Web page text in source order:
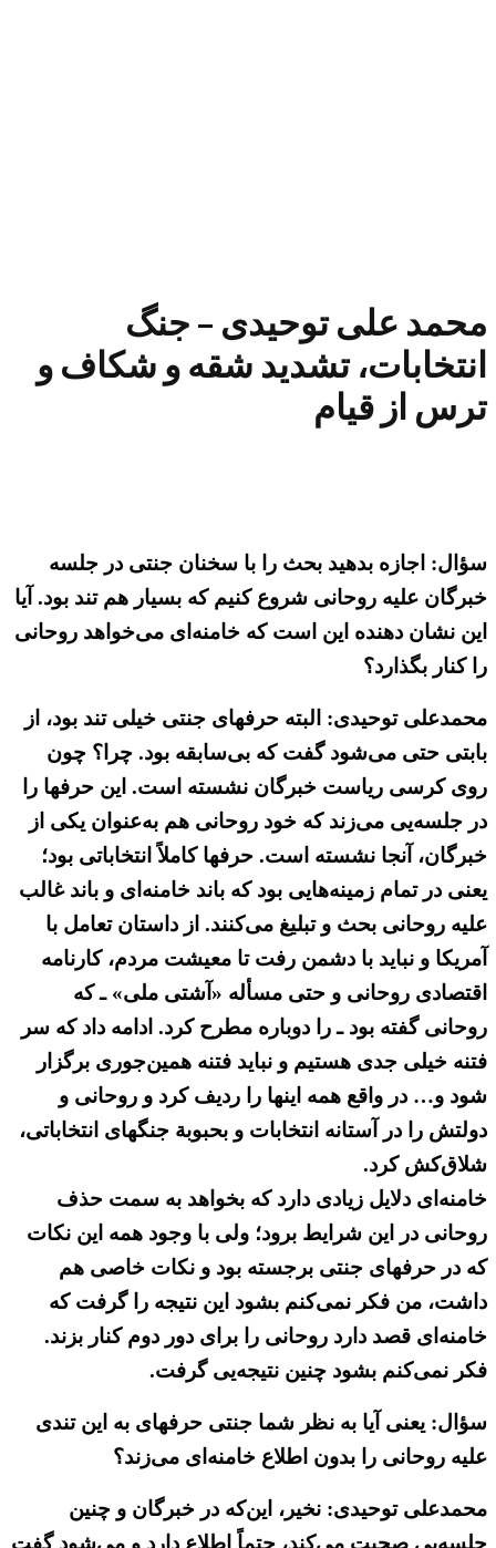
محمد علی توحیدی – جنگ
انتخابات، تشدید شقه و شکاف و
ترس از قیام
سؤال: اجازه بدهید بحث را با سخنان جنتی در جلسه
خبرگان علیه روحانی شروع کنیم که بسیار هم تند بود. آیا
این نشان دهنده این است که خامنه‌ای می‌خواهد روحانی
را کنار بگذارد؟
محمدعلی توحیدی: البته حرفهای جنتی خیلی تند بود، از
بابتی حتی می‌شود گفت که بی‌سابقه بود. چرا؟ چون
روی کرسی ریاست خبرگان نشسته است. این حرفها را
در جلسه‌یی می‌زند که خود روحانی هم به‌عنوان یکی از
خبرگان، آنجا نشسته است. حرفها کاملاً انتخاباتی بود؛
یعنی در تمام زمینه‌هایی بود که باند خامنه‌ای و باند غالب
علیه روحانی بحث و تبلیغ می‌کنند. از داستان تعامل با
آمریکا و نباید با دشمن رفت تا معیشت مردم، کارنامه
اقتصادی روحانی و حتی مسأله «آشتی ملی» ـ که
روحانی گفته بود ـ را دوباره مطرح کرد. ادامه داد که سر
فتنه خیلی جدی هستیم و نباید فتنه همین‌جوری برگزار
شود و… در واقع همه اینها را ردیف کرد و روحانی و
دولتش را در آستانه انتخابات و بحبوبة جنگهای انتخاباتی،
شلاق‌کش کرد.
خامنه‌ای دلایل زیادی دارد که بخواهد به سمت حذف
روحانی در این شرایط برود؛ ولی با وجود همه این نکات
که در حرفهای جنتی برجسته بود و نکات خاصی هم
داشت، من فکر نمی‌کنم بشود این نتیجه را گرفت که
خامنه‌ای قصد دارد روحانی را برای دور دوم کنار بزند.
فکر نمی‌کنم بشود چنین نتیجه‌یی گرفت.
سؤال: یعنی آیا به نظر شما جنتی حرفهای به این تندی
علیه روحانی را بدون اطلاع خامنه‌ای می‌زند؟
محمدعلی توحیدی: نخیر، این‌که در خبرگان و چنین
جلسه‌یی صحبت می‌کند، حتماً اطلاع دارد و می‌شود گفت